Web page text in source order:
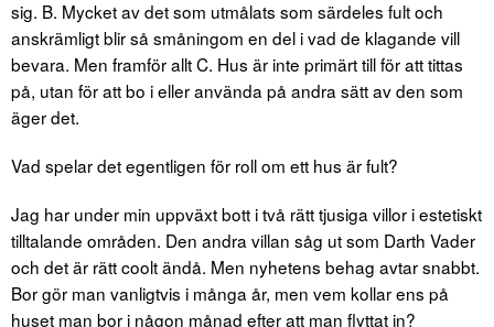
sig. B. Mycket av det som utmålats som särdeles fult och
anskrämligt blir så småningom en del i vad de klagande vill
bevara. Men framför allt C. Hus är inte primärt till för att tittas
på, utan för att bo i eller använda på andra sätt av den som
äger det.
Vad spelar det egentligen för roll om ett hus är fult?
Jag har under min uppväxt bott i två rätt tjusiga villor i estetiskt
tilltalande områden. Den andra villan såg ut som Darth Vader
och det är rätt coolt ändå. Men nyhetens behag avtar snabbt.
Bor gör man vanligtvis i många år, men vem kollar ens på
huset man bor i någon månad efter att man flyttat in?